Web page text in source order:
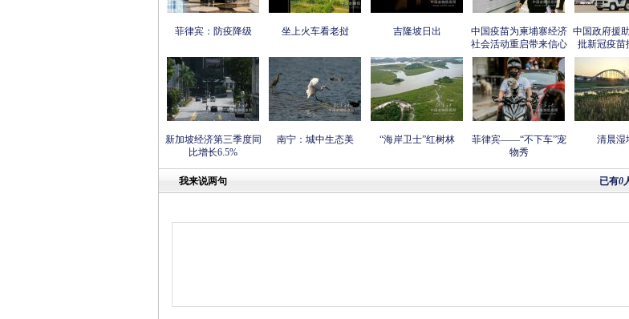
菲律宾：防疫降级 坐上火车看老挝 吉隆坡日出
中国疫苗为柬埔寨经济
社会活动重启带来信心
中国政府援
批新冠疫苗
新加坡经济第三季度同
比增长6.5%
南宁：城中生态美 “海岸卫士”红树林
菲律宾——“不下车”宠
物秀
清晨湿
已有0
我来说两句